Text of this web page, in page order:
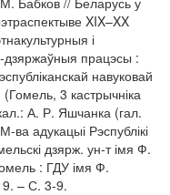
XIX–XX
і
працэсы :
навуковай
3 кастрычніка
А. Р. Яшчанка (гал.
ва адукацыі Рэспублікі
дзярж. ун-т імя Ф.
: ГДУ імя Ф.
– С. 3-9.